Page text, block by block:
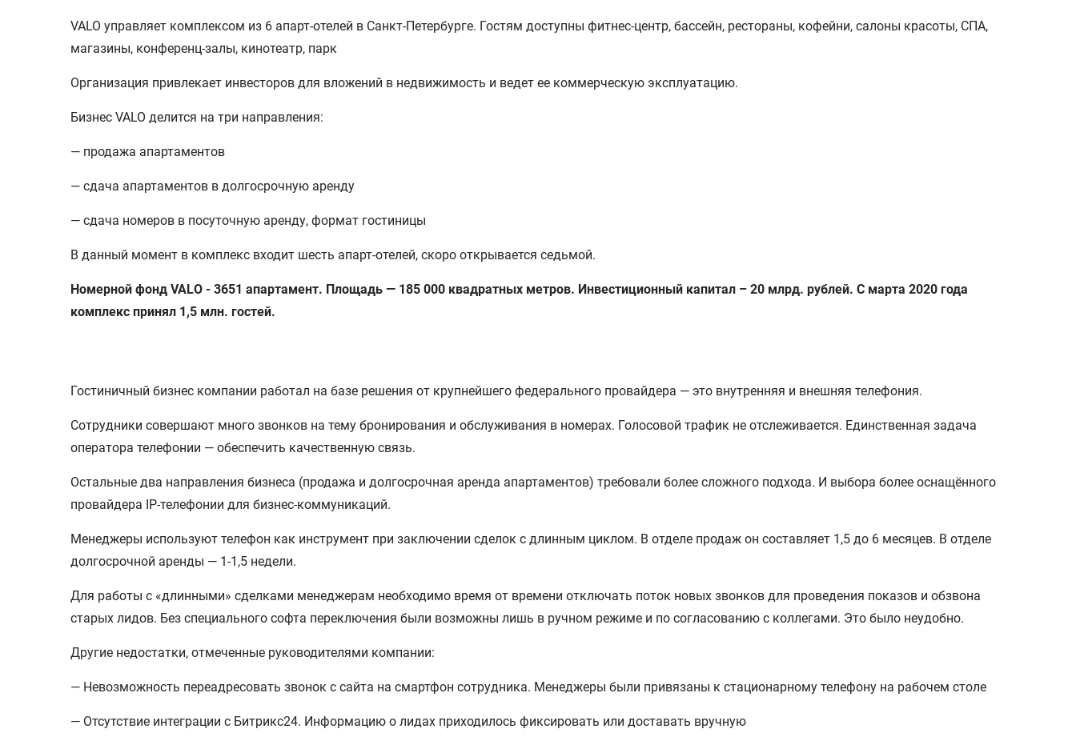
VALO управляет комплексом из 6 апарт-отелей в Санкт-Петербурге. Гостям доступны фитнес-центр, бассейн, рестораны, кофейни, салоны красоты, СПА,
магазины, конференц-залы, кинотеатр, парк
Организация привлекает инвесторов для вложений в недвижимость и ведет ее коммерческую эксплуатацию.
Бизнес VALO делится на три направления:
— продажа апартаментов
— сдача апартаментов в долгосрочную аренду
— сдача номеров в посуточную аренду, формат гостиницы
В данный момент в комплекс входит шесть апарт-отелей, скоро открывается седьмой.
Номерной фонд VALO - 3651 апартамент. Площадь — 185 000 квадратных метров. Инвестиционный капитал – 20 млрд. рублей. С марта 2020 года
комплекс принял 1,5 млн. гостей.
Гостиничный бизнес компании работал на базе решения от крупнейшего федерального провайдера — это внутренняя и внешняя телефония.
Сотрудники совершают много звонков на тему бронирования и обслуживания в номерах. Голосовой трафик не отслеживается. Единственная задача
оператора телефонии — обеспечить качественную связь.
Остальные два направления бизнеса (продажа и долгосрочная аренда апартаментов) требовали более сложного подхода. И выбора более оснащённого
провайдера IP-телефонии для бизнес-коммуникаций.
Менеджеры используют телефон как инструмент при заключении сделок с длинным циклом. В отделе продаж он составляет 1,5 до 6 месяцев. В отделе
долгосрочной аренды — 1-1,5 недели.
Для работы с «длинными» сделками менеджерам необходимо время от времени отключать поток новых звонков для проведения показов и обзвона
старых лидов. Без специального софта переключения были возможны лишь в ручном режиме и по согласованию с коллегами. Это было неудобно.
Другие недостатки, отмеченные руководителями компании:
— Невозможность переадресовать звонок с сайта на смартфон сотрудника. Менеджеры были привязаны к стационарному телефону на рабочем столе
— Отсутствие интеграции с Битрикс24. Информацию о лидах приходилось фиксировать или доставать вручную